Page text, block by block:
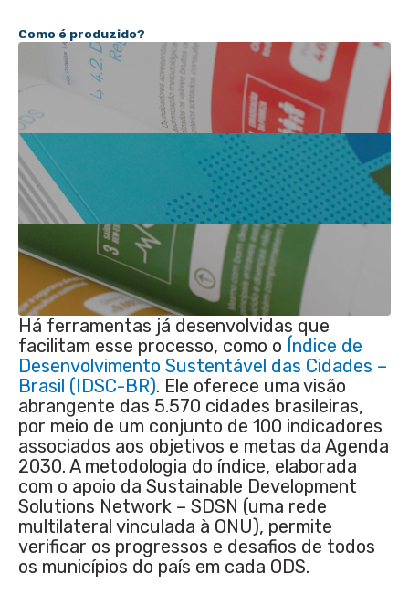
Como é produzido?
Há ferramentas já desenvolvidas que
facilitam esse processo, como o Índice de
Desenvolvimento Sustentável das Cidades –
Brasil (IDSC-BR). Ele oferece uma visão
abrangente das 5.570 cidades brasileiras,
por meio de um conjunto de 100 indicadores
associados aos objetivos e metas da Agenda
2030. A metodologia do índice, elaborada
com o apoio da Sustainable Development
Solutions Network – SDSN (uma rede
multilateral vinculada à ONU), permite
verificar os progressos e desafios de todos
os municípios do país em cada ODS.